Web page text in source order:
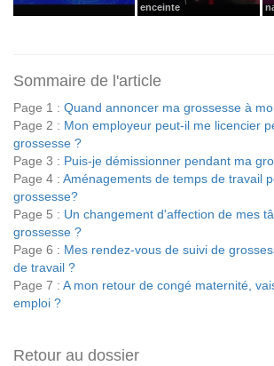
enceinte
Sommaire de l'article
Page 1 : Quand annoncer ma grossesse à
Page 2 : Mon employeur peut-il me licencier
grossesse ?
Page 3 : Puis-je démissionner pendant ma
Page 4 : Aménagements de temps de travail
grossesse?
Page 5 : Un changement d'affection de mes
grossesse ?
Page 6 : Mes rendez-vous de suivi de
de travail ?
Page 7 : A mon retour de congé maternité,
emploi ?
Retour au dossier